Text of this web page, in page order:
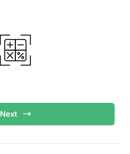
Next